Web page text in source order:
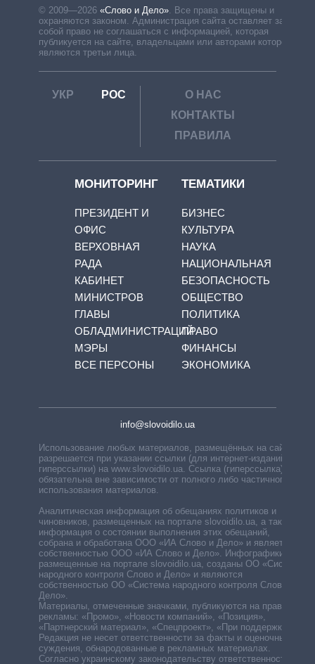
© 2009—2026 «Слово и Дело». Все права защищены и
охраняются законом. Администрация сайта оставляет за
собой право не соглашаться с информацией, которая
публикуется на сайте, владельцами или авторами которой
являются третьи лица.
УКР РОС
О НАС
КОНТАКТЫ
ПРАВИЛА
МОНИТОРИНГ
ПРЕЗИДЕНТ И
ОФИС
ВЕРХОВНАЯ
РАДА
КАБИНЕТ
МИНИСТРОВ
ГЛАВЫ
ОБЛАДМИНИСТРАЦИЙ
МЭРЫ
ВСЕ ПЕРСОНЫ
ТЕМАТИКИ
БИЗНЕС
КУЛЬТУРА
НАУКА
НАЦИОНАЛЬНАЯ
БЕЗОПАСНОСТЬ
ОБЩЕСТВО
ПОЛИТИКА
ПРАВО
ФИНАНСЫ
ЭКОНОМИКА
info@slovoidilo.ua
Использование любых материалов, размещённых на сайте,
разрешается при указании ссылки (для интернет-изданий —
гиперссылки) на www.slovoidilo.ua. Ссылка (гиперссылка)
обязательна вне зависимости от полного либо частичного
использования материалов.
Аналитическая информация об обещаниях политиков и
чиновников, размещенных на портале slovoidilo.ua, а также
информация о состоянии выполнения этих обещаний,
собрана и обработана ООО «ИА Слово и Дело» и является
собственностью ООО «ИА Слово и Дело». Инфографики,
размещенные на портале slovoidilo.ua, созданы ОО «Система
народного контроля Слово и Дело» и являются
собственностью ОО «Система народного контроля Слово и
Дело».
Материалы, отмеченные значками, публикуются на правах
рекламы: «Промо», «Новости компаний», «Позиция»,
«Партнерский материал», «Спецпроект», «При поддержке».
Редакция не несет ответственности за факты и оценочные
суждения, обнародованные в рекламных материалах.
Согласно украинскому законодательству ответственность за